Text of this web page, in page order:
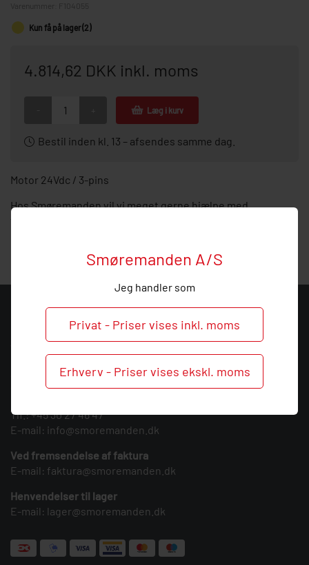
Smøremanden A/S
Jeg handler som
Privat - Priser vises inkl. moms
Erhverv - Priser vises ekskl. moms
F104055
Kun få på lager (2)
4.814,62 DKK inkl. moms
Læg i kurv
Bestil inden kl. 13 – afsendes samme dag.
Motor 24Vdc / 3-pins
Hos Smøremanden vil vi meget gerne hjælpe med
KONTAKT
Smøremanden A/S
CVR: 39683717
Søndergården 3
9640 Farsø
Tlf.:+45 30 27 46 47
E-mail: info@smoremanden.dk
Ved fremsendelse af faktura
E-mail: faktura@smoremanden.dk
Henvendelser til lager
E-mail: lager@smoremanden.dk